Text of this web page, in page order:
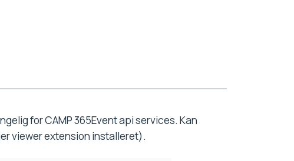
for CAMP 365Event api services. Kan
viewer extension installeret).